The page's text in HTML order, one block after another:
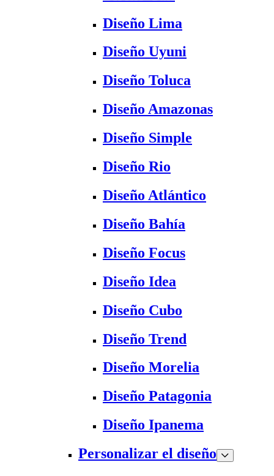
Diseño Lima
Diseño Uyuni
Diseño Toluca
Diseño Amazonas
Diseño Simple
Diseño Rio
Diseño Atlántico
Diseño Bahía
Diseño Focus
Diseño Idea
Diseño Cubo
Diseño Trend
Diseño Morelia
Diseño Patagonia
Diseño Ipanema
Personalizar el diseño